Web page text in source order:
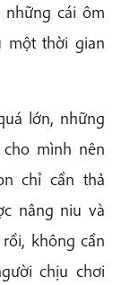
cái ôm
một thời gian
lớn, những
mình nên
chỉ cần thả
nâng niu và
không cần
chịu chơi